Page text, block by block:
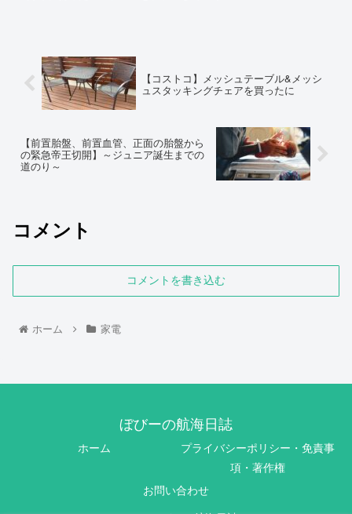
【コストコ】メッシュテーブル&メッシ
ュスタッキングチェアを買ったに
【前置胎盤、前置血管、正面の胎盤から
の緊急帝王切開】～ジュニア誕生までの
道のり～
コメント
コメントを書き込む
ホーム 家電
ぼびーの航海日誌
ホーム
プライバシーポリシー・免責事
項・著作権
お問い合わせ